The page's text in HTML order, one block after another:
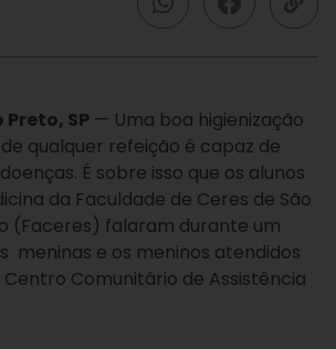
Preto, SP — Uma boa higienização
qualquer refeição é capaz de
É sobre isso que os alunos
da Faculdade de Ceres de São
(Faceres) falaram durante um
meninas e os meninos atendidos
Centro Comunitário de Assistência